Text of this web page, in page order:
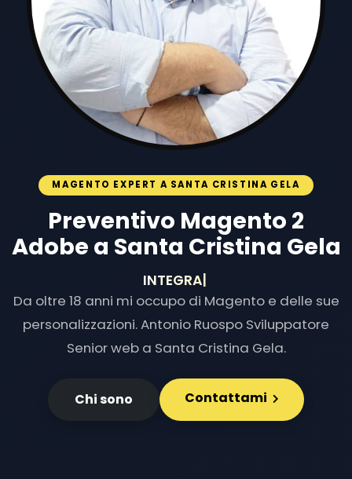
MAGENTO EXPERT A SANTA CRISTINA GELA
Preventivo Magento 2
Adobe a Santa Cristina Gela
INTEGRAZIONI E
Da oltre 18 anni mi occupo di Magento e delle sue
personalizzazioni. Antonio Ruospo Sviluppatore
Senior web a Santa Cristina Gela.
Chi sono Contattami